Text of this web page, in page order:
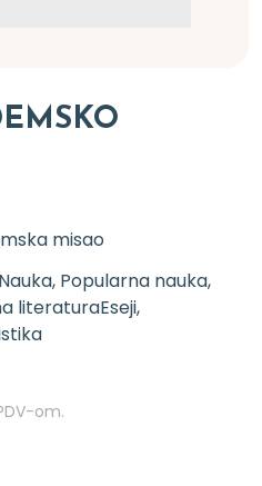
misao
Nauka, Popularna nauka,
literaturaEseji,
om.